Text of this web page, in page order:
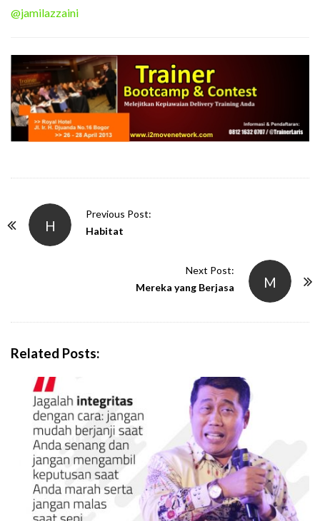
@jamilazzaini
H
Previous Post:
Habitat
M
Next Post:
Mereka yang Berjasa
Related Posts: